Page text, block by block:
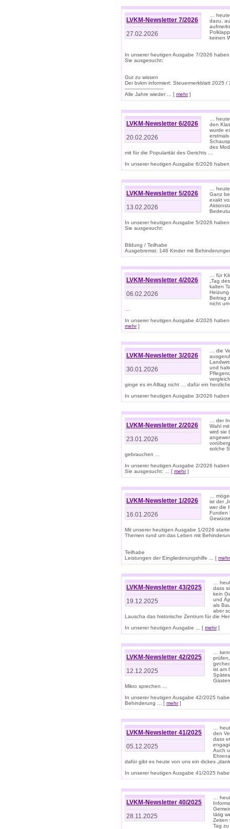
LVKM-Newsletter 7/2026
27.02.2026
…
dazu,
keinen
In unserer heutigen Ausgabe 7/2026
Sie ausgesucht:
Gut zu wissen
Der bvkm informiert: Steuermerkblatt 2025 /
-------------------------
Alle Jahre wieder ... [ mehr]
LVKM-Newsletter 6/2026
20.02.2026
…
den
wurde
des
mit für die Popularität des Gerichts …
In unserer heutigen Ausgabe 6/2026
LVKM-Newsletter 5/2026
13.02.2026
…
Ganz
exakt
In unserer heutigen Ausgabe 5/2026
Sie ausgesucht:
Bildung / Teilhabe
Ausgebremst: 146 Kinder mit
LVKM-Newsletter 4/2026
06.02.2026
… für
„Tag
kalten
Beitrag
nicht
In unserer heutigen Ausgabe 4/2026
mehr]
LVKM-Newsletter 3/2026
30.01.2026
… die
und
ginge es im Alltag nicht … dafür ein
In unserer heutigen Ausgabe 3/2026
LVKM-Newsletter 2/2026
23.01.2026
… der
Wahl
wird sie
solche
gebrauchen ...
In unserer heutigen Ausgabe 2/2026
Sie ausgesucht: ... [ mehr]
LVKM-Newsletter 1/2026
16.01.2026
…
ist der
wer die
Funden
Mit unserer heutigen Ausgabe 1/2026
Themen rund um das Leben mit
Teilhabe
Leistungen der Eingliederungshilfe ... [ mehr
LVKM-Newsletter 43/2025
19.12.2025
…
dass
kein
und
als
aber
Lauscha das historische Zentrum für die
In unserer heutigen Ausgabe ... [ mehr]
LVKM-Newsletter 42/2025
12.12.2025
…
ist am
Mikro sprechen ...
In unserer heutigen Ausgabe 42/2025
Behinderung ... [ mehr]
LVKM-Newsletter 41/2025
05.12.2025
…
den
dass
Auch
dafür gibt es heute von uns ein dickes
In unserer heutigen Ausgabe 41/2025
LVKM-Newsletter 40/2025
28.11.2025
…
tätig
Zeiten
Tag